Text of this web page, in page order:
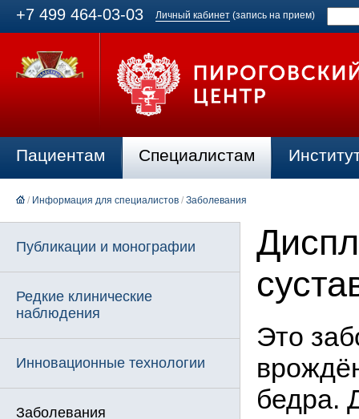
+7 499 464-03-03 Личный кабинет (запись на прием)
Пациентам Специалистам
/ Информация для специалистов / Заболевания
Публикации и монографии
Редкие клинические
наблюдения
Инновационные технологии
Заболевания
Это
бедра.